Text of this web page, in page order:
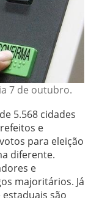
7 de outubro.
5.568 cidades
e
para eleição
diferente.
e
majoritários. Já
são